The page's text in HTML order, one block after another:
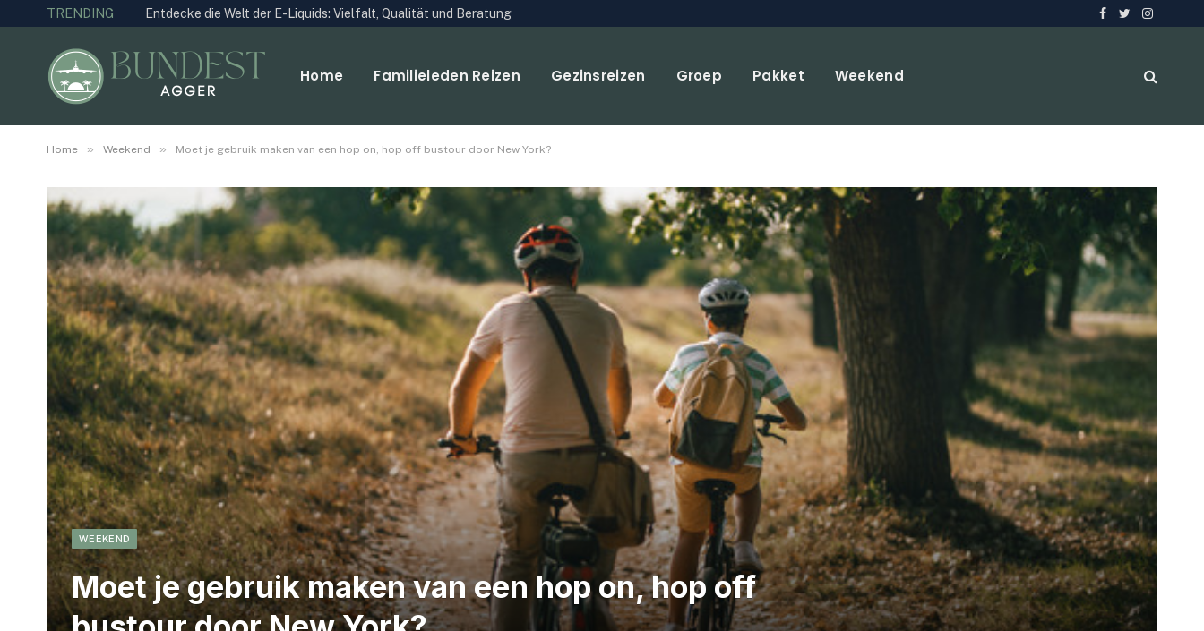
TRENDING Entdecke die Welt der E-Liquids: Vielfalt, Qualität und Beratung
Facebook
Twitter
Home Familieleden Reizen Gezinsreizen Groep Pakket Weekend
Home » Weekend » Moet je gebruik maken van een hop on, hop off bustour door New York?
WEEKEND
Moet je gebruik maken van een hop on, hop off